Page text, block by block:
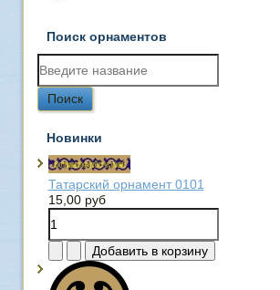
Поиск орнаментов
Новинки
Татарский орнамент 0101
15,00 руб